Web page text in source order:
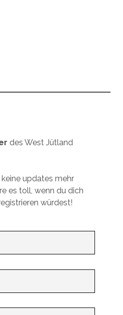
des West Jütland
updates mehr
es toll, wenn du dich
würdest!